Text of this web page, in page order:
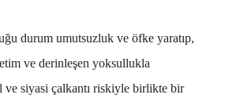
durum umutsuzluk ve öfke yaratıp,
ve derinleşen yoksullukla
ve siyasi çalkantı riskiyle birlikte bir